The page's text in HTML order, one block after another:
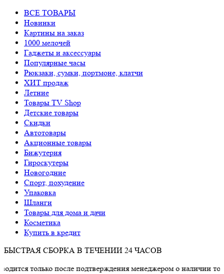
ВСЕ ТОВАРЫ
Новинки
Картины на заказ
1000 мелочей
Гаджеты и аксессуары
Популярные часы
Рюкзаки, сумки, портмоне, клатчи
ХИТ продаж
Летние
Товары TV Shop
Детские товары
Cкидки
Автотовары
Акционные товары
Бижутерия
Гироскутеры
Новогодние
Спорт, похудение
Упаковка
Шланги
Товары для дома и дачи
Косметика
Купить в кредит
БЫСТРАЯ СБОРКА В ТЕЧЕНИИ 24 ЧАСОВ
после подтверждения менеджером о наличии товара.